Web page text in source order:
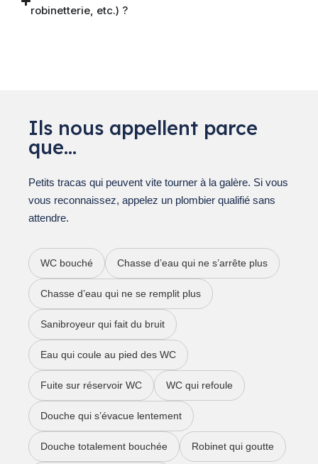
robinetterie, etc.) ?
Ils nous appellent parce
que…
Petits tracas qui peuvent vite tourner à la galère. Si vous
vous reconnaissez, appelez un plombier qualifié sans
attendre.
WC bouché Chasse d’eau qui ne s’arrête plus
Chasse d’eau qui ne se remplit plus
Sanibroyeur qui fait du bruit
Eau qui coule au pied des WC
Fuite sur réservoir WC WC qui refoule
Douche qui s’évacue lentement
Douche totalement bouchée Robinet qui goutte